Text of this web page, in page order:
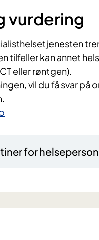
vurdering
tilfeller kan annet
eller røntgen).
vil du få svar
for